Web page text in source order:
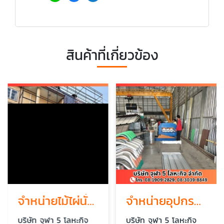
สินค้าที่เกี่ยวข้อง
จำหน่ายไม้ไผ่นั่งร้าน
บริษัท จุฬา 5 โลหะกิจ
จำหน่ายอุปกรณ์ติดตั้งเมทัลชีท
บริษัท จุฬา 5 โลหะกิจ